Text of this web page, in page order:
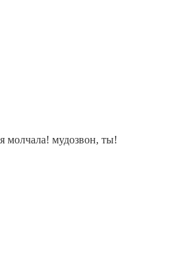
молчала! мудозвон, ты!